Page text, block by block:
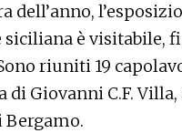
dell’anno,
è visitabile,
riuniti 19
Giovanni C.F. Villa,
Bergamo.